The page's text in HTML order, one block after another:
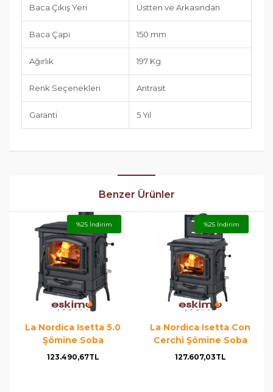
Baca Çıkış Yeri Üstten ve Arkasından
Baca Çapı 150 mm
Ağırlık 197 Kg
Renk Seçenekleri Antrasit
Garanti 5 Yıl
Benzer Ürünler
%25 İndirim
La Nordica Isetta 5.0
Şömine Soba
123.490,67TL
%25 İndirim
La Nordica Isetta Con
Cerchi Şömine Soba
127.607,03TL